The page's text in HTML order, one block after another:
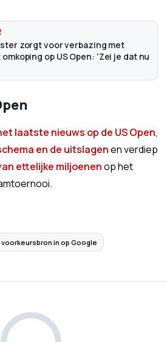
zorgt voor verbazing met
op US Open: 'Zei je dat nu
laatste nieuws op de US Open,
en de uitslagenen verdiep
ettelijke miljoenenop het
in op Google